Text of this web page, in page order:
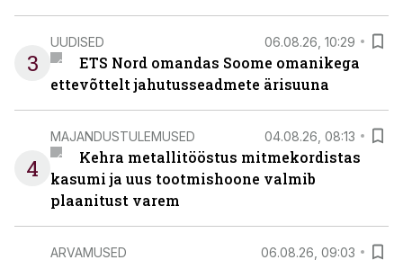
3
UUDISED 06.08.26, 10:29
ETS Nord omandas Soome omanikega
ettevõttelt jahutusseadmete ärisuuna
4
MAJANDUSTULEMUSED 04.08.26, 08:13
Kehra metallitööstus mitmekordistas
kasumi ja uus tootmishoone valmib
plaanitust varem
ARVAMUSED 06.08.26, 09:03